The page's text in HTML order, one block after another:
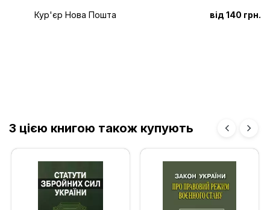
Кур'єр Нова Пошта від 140 грн.
З цією книгою також купують